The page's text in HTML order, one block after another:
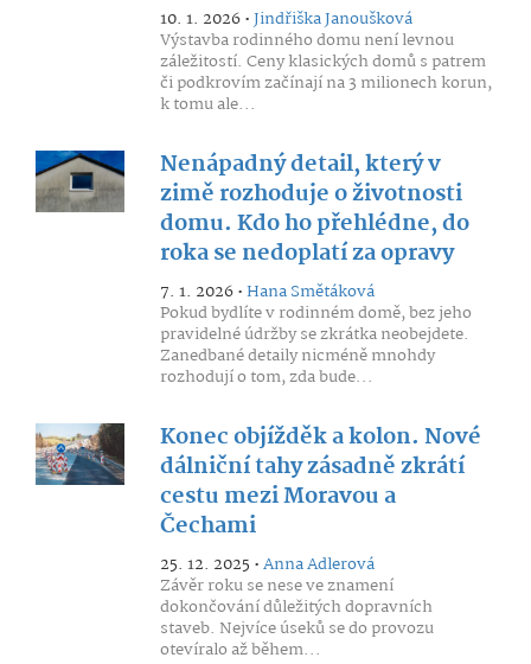
10. 1. 2026 •Jindřiška Janoušková
Výstavba rodinného domu není levnou
záležitostí. Ceny klasických domů s patrem
či podkrovím začínají na 3 milionech korun,
k tomu ale...
Nenápadný detail, který v
zimě rozhoduje o životnosti
domu. Kdo ho přehlédne, do
roka se nedoplatí za opravy
7. 1. 2026 •Hana Smětáková
Pokud bydlíte v rodinném domě, bez jeho
pravidelné údržby se zkrátka neobejdete.
Zanedbané detaily nicméně mnohdy
rozhodují o tom, zda bude...
Konec objížděk a kolon. Nové
dálniční tahy zásadně zkrátí
cestu mezi Moravou a
Čechami
25. 12. 2025 •Anna Adlerová
Závěr roku se nese ve znamení
dokončování důležitých dopravních
staveb. Nejvíce úseků se do provozu
otevíralo až během...